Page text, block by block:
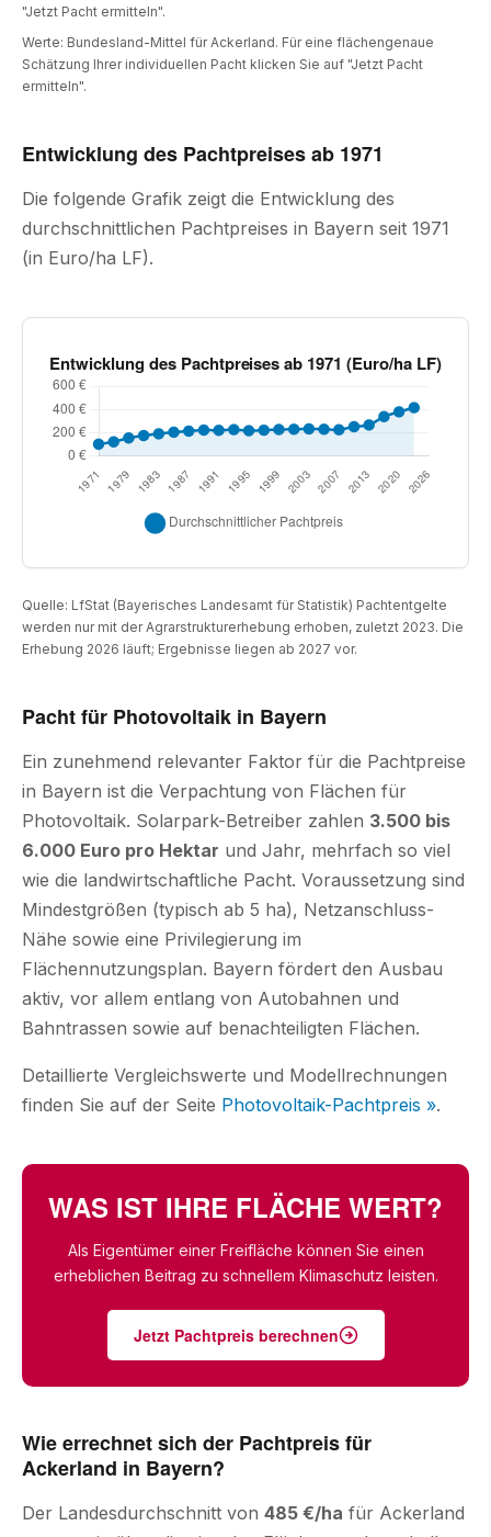
"Jetzt Pacht ermitteln".
Werte: Bundesland-Mittel für Ackerland. Für eine flächengenaue
Schätzung Ihrer individuellen Pacht klicken Sie auf "Jetzt Pacht
ermitteln".
Entwicklung des Pachtpreises ab 1971
Die folgende Grafik zeigt die Entwicklung des
durchschnittlichen Pachtpreises in Bayern seit 1971
(in Euro/ha LF).
Quelle: LfStat (Bayerisches Landesamt für Statistik) Pachtentgelte
werden nur mit der Agrarstrukturerhebung erhoben, zuletzt 2023. Die
Erhebung 2026 läuft; Ergebnisse liegen ab 2027 vor.
Pacht für Photovoltaik in Bayern
Ein zunehmend relevanter Faktor für die Pachtpreise
in Bayern ist die Verpachtung von Flächen für
Photovoltaik. Solarpark-Betreiber zahlen 3.500 bis
6.000 Euro pro Hektar und Jahr, mehrfach so viel
wie die landwirtschaftliche Pacht. Voraussetzung sind
Mindestgrößen (typisch ab 5 ha), Netzanschluss-
Nähe sowie eine Privilegierung im
Flächennutzungsplan. Bayern fördert den Ausbau
aktiv, vor allem entlang von Autobahnen und
Bahntrassen sowie auf benachteiligten Flächen.
Detaillierte Vergleichswerte und Modellrechnungen
finden Sie auf der Seite Photovoltaik-Pachtpreis ».
WAS IST IHRE FLÄCHE WERT?
Als Eigentümer einer Freifläche können Sie einen
erheblichen Beitrag zu schnellem Klimaschutz leisten.
Jetzt Pachtpreis berechnen
Wie errechnet sich der Pachtpreis für
Ackerland in Bayern?
Der Landesdurchschnitt von 485 €/ha für Ackerland